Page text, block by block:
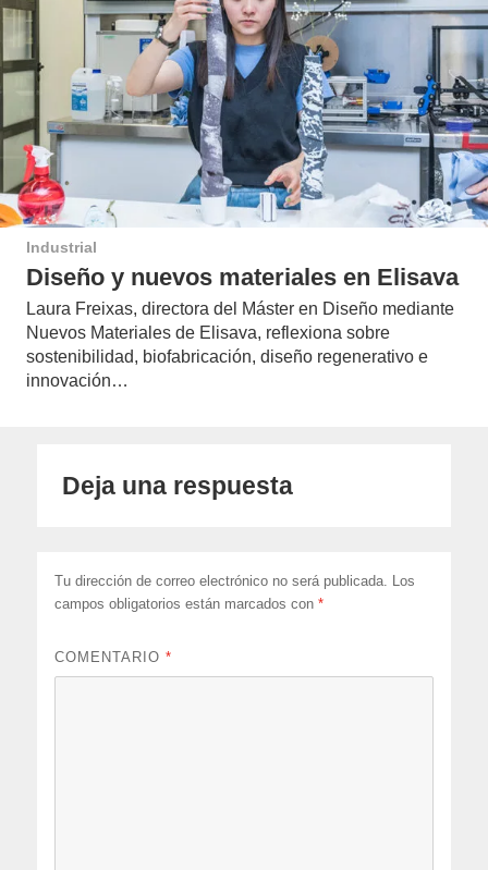
Industrial
Diseño y nuevos materiales en Elisava
Laura Freixas, directora del Máster en Diseño mediante
Nuevos Materiales de Elisava, reflexiona sobre
sostenibilidad, biofabricación, diseño regenerativo e
innovación…
Deja una respuesta
Tu dirección de correo electrónico no será publicada. Los
campos obligatorios están marcados con*
COMENTARIO*